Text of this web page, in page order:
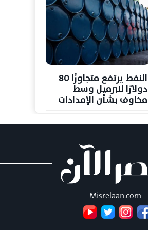
النفط يرتفع متجاوزًا 80
دولارًا للبرميل وسط
مخاوف بشأن الإمدادات
Misrelaan.com